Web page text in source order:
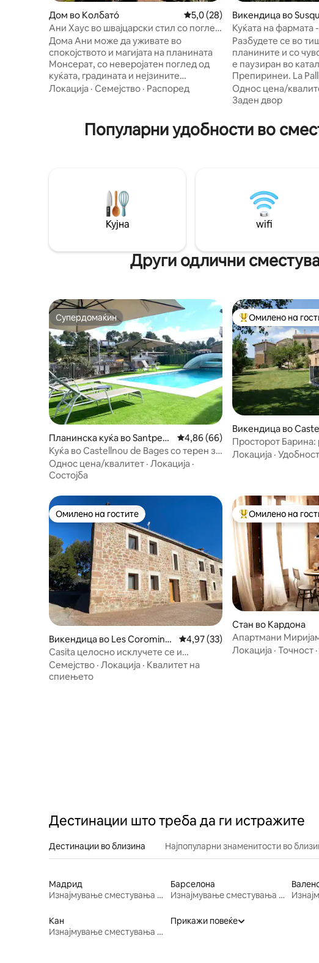
Дом во Колбатó Просечна оцена: 5,0 од 5, 28
5,0 (28)
Ани Хаус во швајцарски стил со поглед
на Монсерат
Дома Ани може да уживате во
спокојството и магијата на планината
Монсерат, со неверојатен поглед од
куќата, градината и нејзините
различни ќошиња каде што можете да
на куќа го прави место каде што ќе се
чувствувате како дома. Може да
автобуска станица на 5 минути пеш.
Број на лиценца за автономна
заедница HUTB-077388-92
Локација · Семејство · Распоред
Викендица во
Куќата на фармата
Разбудете се во
планините и со
е паузиран во
Препиринеи. La Pallissa е пријатна
рурална куќа во
Препиринеи,
навистина е важно. Совршено место за
зајдисонца во
де Сајент и
Однос цена/
Заден двор
Популарни удобности во
Кујна wifi
Други одлични
Супердомаќин
Супердомаќин
Планинска куќа во Santped
or
Просечна оцена: 4,86 од 5, 66
4,86 (66)
Куќа во Castellnou de Bages со терен за
падел
Однос цена/квалитет · Локација ·
Состојба
МеѓуОмилено на
Викендица во
Просторот Барина:
Локација · Удобност
Омилено на гостите
Омилено на гостите
Викендица во Les Coromine
s
Просечна оцена: 4,97 од 5, 33
4,97 (33)
Casita целосно исклучете се и
опуштете се
Семејство · Локација · Квалитет на
спиењето
МеѓуОмилено на
Стан во Кардона
Апартмани
брачен кревет.
Локација · Точност ·
Дестинации што треба да ги истражите
Дестинации во близина Најпопуларни знаменитости во
Мадрид
Изнајмување сместувања за одмор
Барселона
Изнајмување сместувања за одмор
Кан
Изнајмување сместувања за одмор
Прикажи повеќе